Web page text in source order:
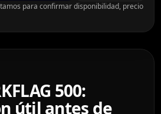
para confirmar disponibilidad, precio
500:
útil antes de